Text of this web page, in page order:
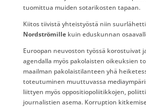
tuomittua muiden sotarikosten tapaan.
Kiitos tiivistä yhteistyöstä niin
Nordströmillekuin eduskunnan
Euroopan neuvoston työssä korostuivat
agendalla myös pakolaisten oikeuksien
maailman pakolaistilanteen yhä
toteutuminen muuttuvassa
liittyen myös oppositiopoliitikkojen,
journalistien asema. Korruption